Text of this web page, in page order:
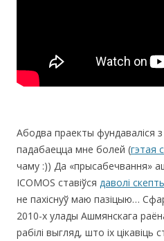
Абодва праекты фундаваліся
падабаецца мне болей (гэтая
чаму :)) Да «прысабечвання»
ІСОMOS ставіўся даволі
не пахіснуў маю пазіцыю…
2010-х улады Ашмянскага
рабілі выгляд, што іх цікавіць